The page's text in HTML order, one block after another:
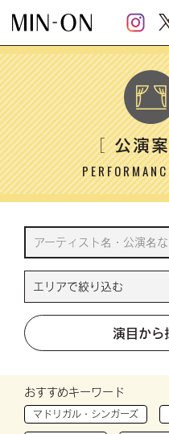
HOME ＞ 公演案内
［公演
演目から
おすすめキーワード
マドリガル・シンガーズ